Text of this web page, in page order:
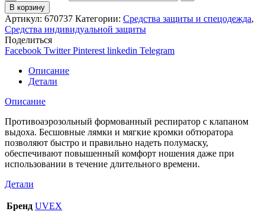
В корзину
Артикул: 670737 Категории: Средства защиты и спецодежда,
Средства индивидуальной защиты
Поделиться
Facebook Twitter Pinterest linkedin Telegram
Описание
Детали
Описание
Противоаэрозольный формованный респиратор с клапаном
выдоха. Бесшовные лямки и мягкие кромки обтюратора
позволяют быстро и правильно надеть полумаску,
обеспечивают повышенный комфорт ношения даже при
использовании в течение длительного времени.
Детали
Бренд UVEX